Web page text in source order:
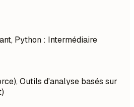
Python : Intermédiaire
Outils d'analyse basés sur